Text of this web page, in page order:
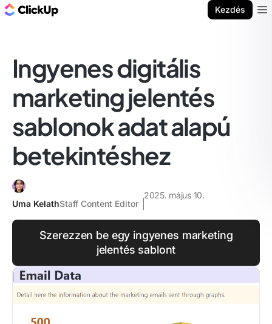
Kezdés
Ingyenes digitális
marketing jelentés
sablonok adat alapú
betekintéshez
Uma KelathStaff Content Editor
2025. május 10.
Szerezzen be egy ingyenes marketing
jelentés sablont